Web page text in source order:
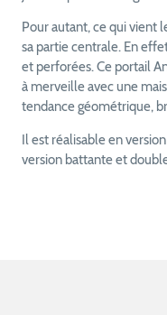
Pour autant, ce qui vient
sa partie centrale. En
et perforées. Ce portail
à merveille avec une
tendance géométrique,
Il est réalisable en
version battante et